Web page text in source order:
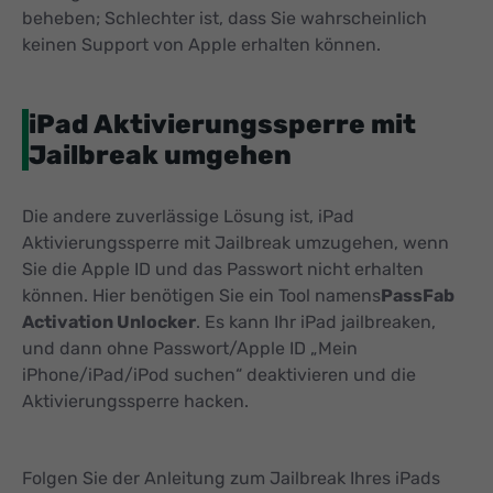
beheben; Schlechter ist, dass Sie wahrscheinlich
keinen Support von Apple erhalten können.
iPad Aktivierungssperre mit
Jailbreak umgehen
Die andere zuverlässige Lösung ist, iPad
Aktivierungssperre mit Jailbreak umzugehen, wenn
Sie die Apple ID und das Passwort nicht erhalten
können. Hier benötigen Sie ein Tool namensPassFab
Activation Unlocker. Es kann Ihr iPad jailbreaken,
und dann ohne Passwort/Apple ID „Mein
iPhone/iPad/iPod suchen“ deaktivieren und die
Aktivierungssperre hacken.
Folgen Sie der Anleitung zum Jailbreak Ihres iPads